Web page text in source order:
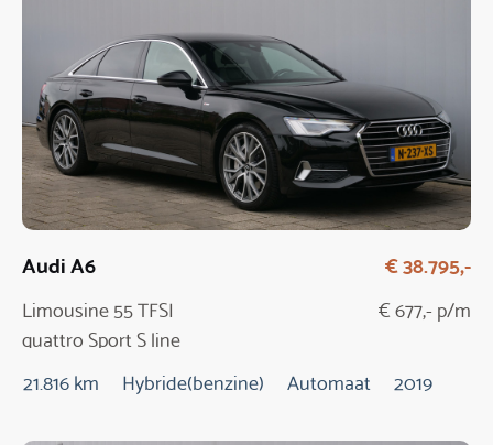
Audi A6
Limousine 55 TFSI
quattro Sport S line
edition
€ 38.795,-
€ 677,- p/m
21.816 km Hybride(benzine) Automaat 2019